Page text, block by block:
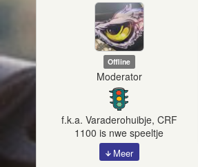
Offline
Moderator
f.k.a. Varaderohuibje, CRF
1100 is nwe speeltje
Meer